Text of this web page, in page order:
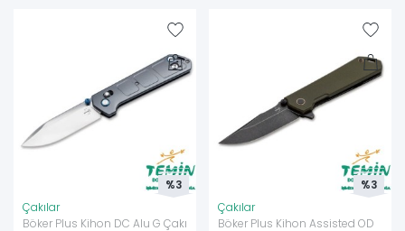
Çakılar
Böker Plus Kihon DC Alu G Çakı
%3
Çakılar
Böker Plus Kihon Assisted OD
%3